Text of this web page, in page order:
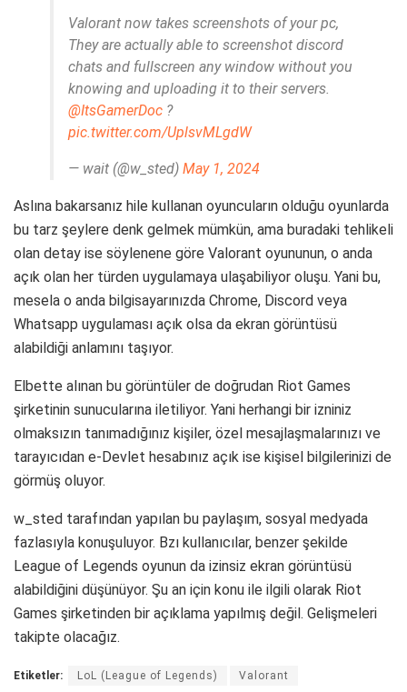
Valorant now takes screenshots of your pc,
They are actually able to screenshot discord
chats and fullscreen any window without you
knowing and uploading it to their servers.
@ItsGamerDoc ?
pic.twitter.com/UplsvMLgdW
— wait (@w_sted) May 1, 2024
Aslına bakarsanız hile kullanan oyuncuların olduğu oyunlarda
bu tarz şeylere denk gelmek mümkün, ama buradaki tehlikeli
olan detay ise söylenene göre Valorant oyununun, o anda
açık olan her türden uygulamaya ulaşabiliyor oluşu. Yani bu,
mesela o anda bilgisayarınızda Chrome, Discord veya
Whatsapp uygulaması açık olsa da ekran görüntüsü
alabildiği anlamını taşıyor.
Elbette alınan bu görüntüler de doğrudan Riot Games
şirketinin sunucularına iletiliyor. Yani herhangi bir izniniz
olmaksızın tanımadığınız kişiler, özel mesajlaşmalarınızı ve
tarayıcıdan e-Devlet hesabınız açık ise kişisel bilgilerinizi de
görmüş oluyor.
w_sted tarafından yapılan bu paylaşım, sosyal medyada
fazlasıyla konuşuluyor. Bzı kullanıcılar, benzer şekilde
League of Legends oyunun da izinsiz ekran görüntüsü
alabildiğini düşünüyor. Şu an için konu ile ilgili olarak Riot
Games şirketinden bir açıklama yapılmış değil. Gelişmeleri
takipte olacağız.
Etiketler: LoL (League of Legends) Valorant